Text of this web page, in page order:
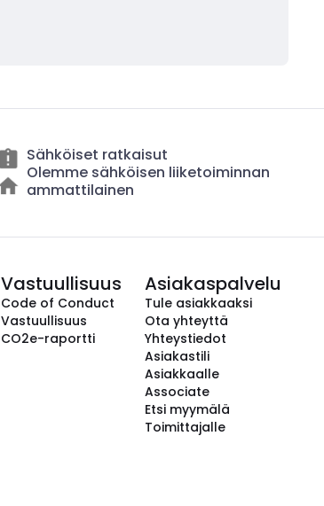
Sähköiset ratkaisut
Olemme sähköisen liiketoiminnan
ammattilainen
Vastuullisuus
Code of Conduct
Vastuullisuus
CO2e-raportti
Asiakaspalvelu
Tule asiakkaaksi
Ota yhteyttä
Yhteystiedot
Asiakastili
Asiakkaalle
Associate
Etsi myymälä
Toimittajalle